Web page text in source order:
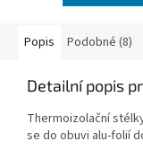
Popis Podobné (8)
Detailní popis
Thermoizolační
se do obuvi alu-folií